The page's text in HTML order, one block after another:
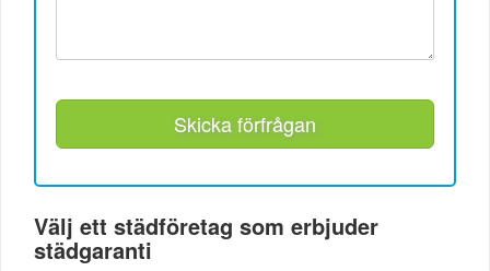
Skicka förfrågan
Välj ett städföretag som erbjuder
städgaranti